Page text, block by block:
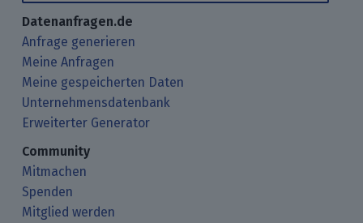
Datenanfragen.de
Anfrage generieren
Meine Anfragen
Meine gespeicherten Daten
Unternehmensdatenbank
Erweiterter Generator
Community
Mitmachen
Spenden
Mitglied werden